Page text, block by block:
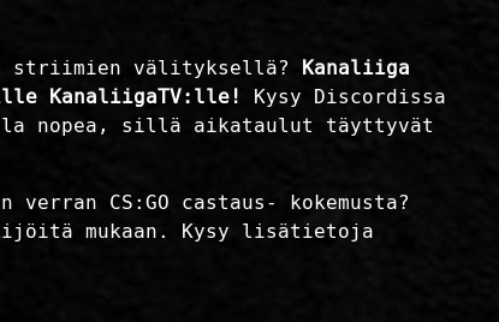
striimien välityksellä?
Kanaliiga
KanaliigaTV:lle!
Kysy Discordissa
nopea, sillä aikataulut täyttyvät
CS:GO castaus- kokemusta?
mukaan. Kysy lisätietoja